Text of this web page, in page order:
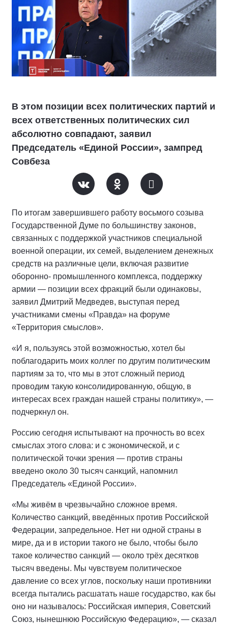
В этом позиции всех политических партий и
всех ответственных политических сил
абсолютно совпадают, заявил
Председатель «Единой России», зампред
Совбеза
По итогам завершившего работу восьмого созыва
Государственной Думе по большинству законов,
связанных с поддержкой участников специальной
военной операции, их семей, выделением денежных
средств на различные цели, включая развитие
оборонно- промышленного комплекса, поддержку
армии — позиции всех фракций были одинаковы,
заявил Дмитрий Медведев, выступая перед
участниками смены «Правда» на форуме
«Территория смыслов».
«И я, пользуясь этой возможностью, хотел бы
поблагодарить моих коллег по другим политическим
партиям за то, что мы в этот сложный период
проводим такую консолидированную, общую, в
интересах всех граждан нашей страны политику», —
подчеркнул он.
Россию сегодня испытывают на прочность во всех
смыслах этого слова: и с экономической, и с
политической точки зрения — против страны
введено около 30 тысяч санкций, напомнил
Председатель «Единой России».
«Мы живём в чрезвычайно сложное время.
Количество санкций, введённых против Российской
Федерации, запредельное. Нет ни одной страны в
мире, да и в истории такого не было, чтобы было
такое количество санкций — около трёх десятков
тысяч введены. Мы чувствуем политическое
давление со всех углов, поскольку наши противники
всегда пытались расшатать наше государство, как бы
оно ни называлось: Российская империя, Советский
Союз, нынешнюю Российскую Федерацию», — сказал